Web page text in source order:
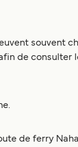
souvent
de consulter
de ferry